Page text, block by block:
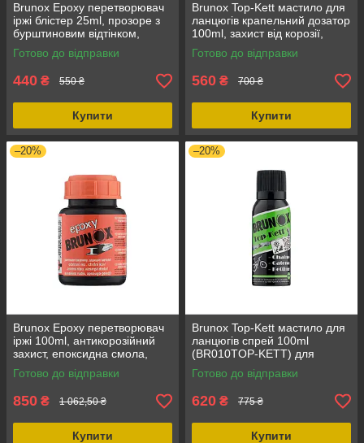
Brunox Epoxy перетворювач
іржі блістер 25ml, прозоре з
бурштиновим відтінком,
висихає за 1 годину, для
залізних поверхонь
Готово до відправки
440 ₴ 550 ₴
Купити
Brunox Top-Kett мастило для
ланцюгів крапельний дозатор
100ml, захист від корозії,
термостійкість -41°C до
+150°C
Готово до відправки
560 ₴ 700 ₴
Купити
–20%
Brunox Epoxy перетворювач
іржі 100ml, антикорозійний
захист, епоксидна смола,
прозора рідина з
бурштиновим відтінком
Готово до відправки
850 ₴ 1 062,50 ₴
Купити
–20%
Brunox Top-Kett мастило для
ланцюгів спрей 100ml
(BR010TOP-KETT) для
захисту від корозії,
термостійкість до +150°C
Готово до відправки
620 ₴ 775 ₴
Купити